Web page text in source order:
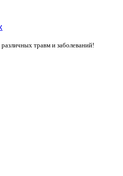
травм и заболеваний!